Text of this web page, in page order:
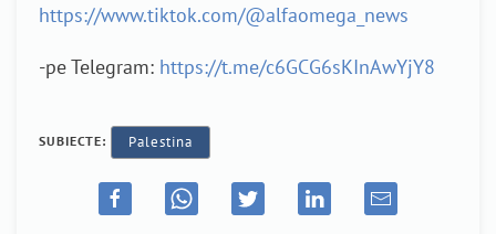
https://www.tiktok.com/@alfaomega_news
-pe Telegram: https://t.me/c6GCG6sKInAwYjY8
SUBIECTE: Palestina